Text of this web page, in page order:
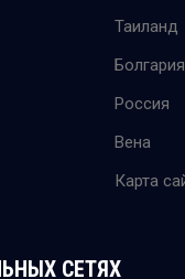
Таиланд
Болгария
Россия
Вена
Карта
СЕТЯХ